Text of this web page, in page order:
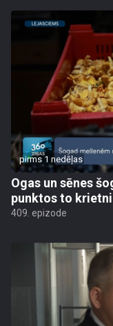
pirms 1 nedēļas
Ogas un sēnes
punktos to
409. epizode